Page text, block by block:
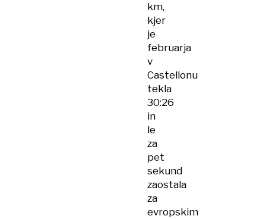
km,
kjer
je
februarja
v
Castellonu
tekla
30:26
in
le
za
pet
sekund
zaostala
za
evropskim